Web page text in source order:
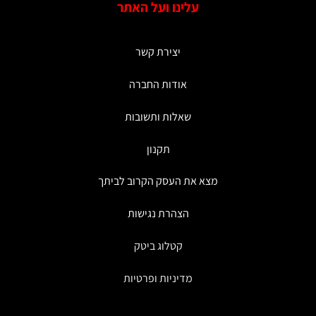
עלינו ועל האתר
יצירת קשר
אודות החברה
שאלות ותשובות
תקנון
מצא את העסק הקרוב לביתך
הצהרת נגישות
קטלוג ביטק
מדיניות ופרטיות